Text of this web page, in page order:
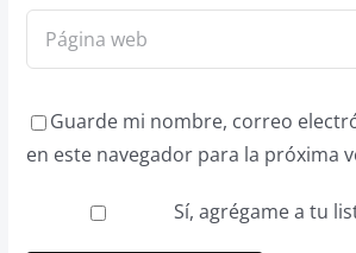
Guarde mi nombre, correo
en este navegador para la próxima
Sí, agrégame a tu